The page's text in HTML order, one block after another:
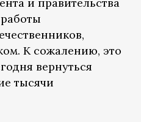
и правительства
К сожалению, это
вернуться
тысячи